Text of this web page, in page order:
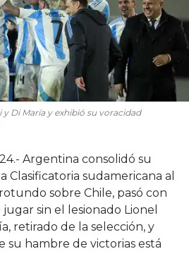
Di María y exhibió su voracidad
Argentina consolidó su
Clasificatoria sudamericana al
sobre Chile, pasó con
sin el lesionado Lionel
retirado de la selección, y
su hambre de victorias está